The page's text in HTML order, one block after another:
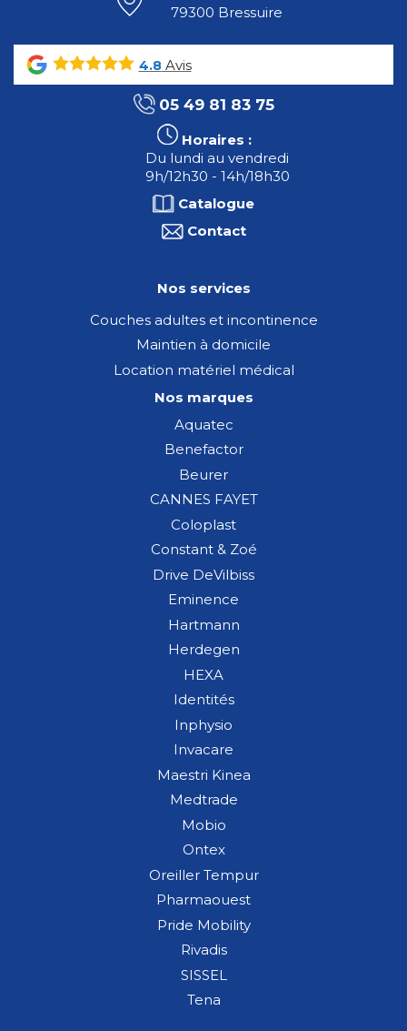
79300 Bressuire
4.8Avis
05 49 81 83 75
Horaires :
Du lundi au vendredi
9h/12h30 - 14h/18h30
Catalogue
Contact
Nos services
Couches adultes et incontinence
Maintien à domicile
Location matériel médical
Nos marques
Aquatec
Benefactor
Beurer
CANNES FAYET
Coloplast
Constant & Zoé
Drive DeVilbiss
Eminence
Hartmann
Herdegen
HEXA
Identités
Inphysio
Invacare
Maestri Kinea
Medtrade
Mobio
Ontex
Oreiller Tempur
Pharmaouest
Pride Mobility
Rivadis
SISSEL
Tena